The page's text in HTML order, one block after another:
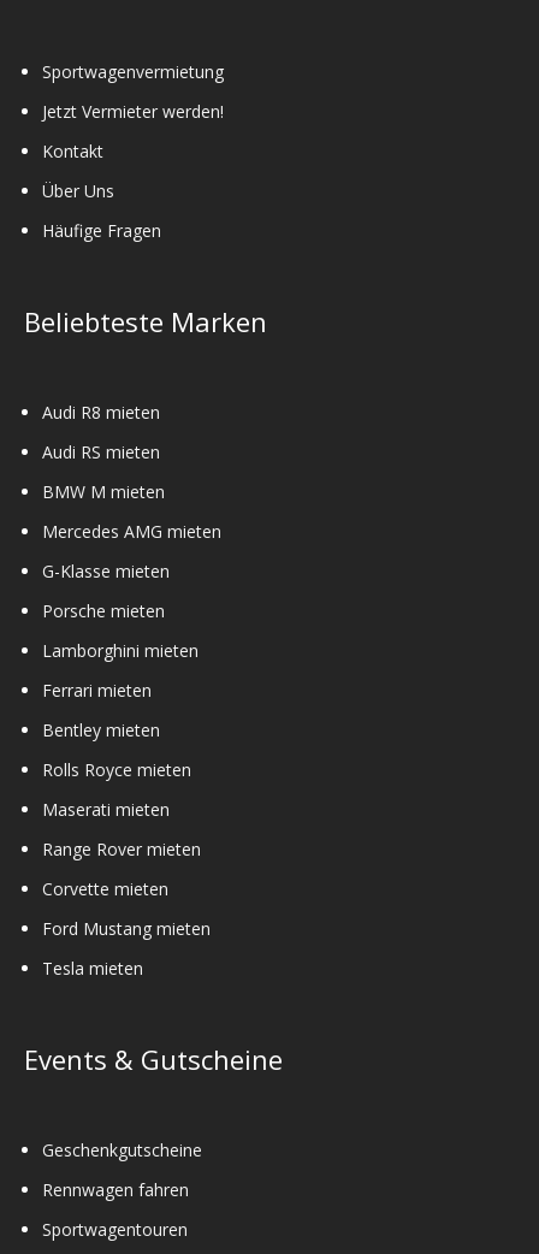
Sportwagenvermietung
Jetzt Vermieter werden!
Kontakt
Über Uns
Häufige Fragen
Beliebteste Marken
Audi R8 mieten
Audi RS mieten
BMW M mieten
Mercedes AMG mieten
G-Klasse mieten
Porsche mieten
Lamborghini mieten
Ferrari mieten
Bentley mieten
Rolls Royce mieten
Maserati mieten
Range Rover mieten
Corvette mieten
Ford Mustang mieten
Tesla mieten
Events & Gutscheine
Geschenkgutscheine
Rennwagen fahren
Sportwagentouren